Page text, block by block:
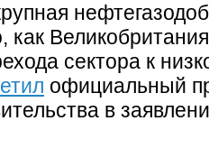
как
сектора к
официальный
в